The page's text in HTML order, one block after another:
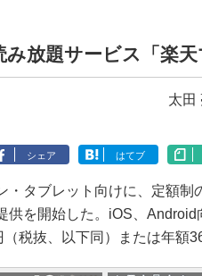
放題サービス「楽天
太田
シェア はてブ
タブレット向けに、定額制
供を開始した。iOS、
税抜、以下同）または年額